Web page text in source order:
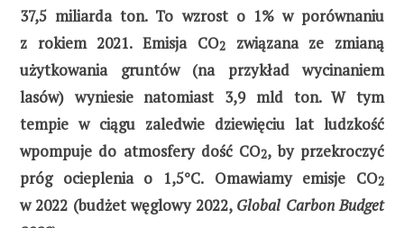
37,5 miliarda ton. To wzrost o 1% w porównaniu
z rokiem 2021. Emisja CO2związana ze zmianą
użytkowania gruntów (na przykład wycinaniem
lasów) wyniesie natomiast 3,9 mld ton. W tym
tempie w ciągu zaledwie dziewięciu lat ludzkość
wpompuje do atmosfery dość CO2, by przekroczyć
próg ocieplenia o 1,5°C. Omawiamy emisje CO2
w 2022 (budżet węglowy 2022, Global Carbon Budget